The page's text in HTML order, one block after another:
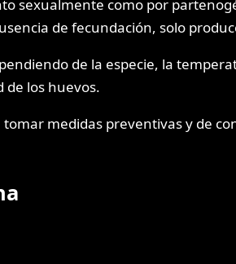
sexualmente como por
de fecundación, solo
de la especie, la
los huevos.
medidas preventivas y de